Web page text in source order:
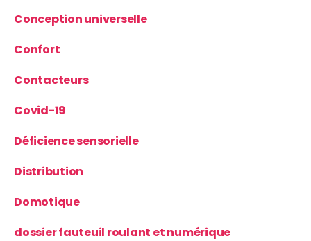
Conception universelle
Confort
Contacteurs
Covid-19
Déficience sensorielle
Distribution
Domotique
dossier fauteuil roulant et numérique